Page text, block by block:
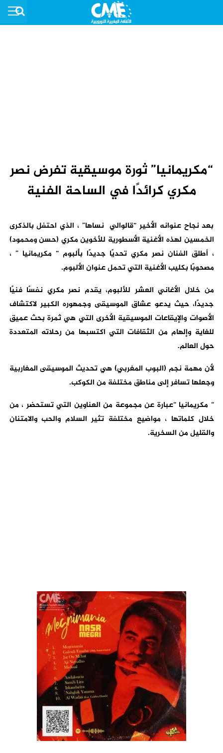
“مكريمانيا” ثورة موسيقية تفرض نصر
مكري كرائدًا في الساحة الفنية
بعد نجاح عنوانه الأخير “قالوالي نساها” ، الذي احتفل بالذكرى
الخمسين لهذه الأغنية الأسطورية للأخوين مكري (حسن ومحمود)
، أطلق الفنان نصر مكري تحديًا جديدًا بألبوم “ مكريمانيا ” ،
مصحوبًا بكليب الأغنية التي تحمل عنوان الألبوم.
من خلال الأغاني العشر للألبوم، يقدم نصرمكري نفسًا فنيًا
جديدًا، حيث يدعو عشاق الموسيقى وجمهوره الكبير لاكتشاف
الأصوات والإيقاعات الموسيقية الأخرى التي هي ثمرة بحث عميق
للغاية وإلهام من الثقافات التي اكتسبها من رحلاته المتعددة
حول العالم.
لأن مهمة نجم (البوب ​​المغربي) هي تحديث الموسيقى المغاربية
وجعلها تسافر إلى مناطق مختلفة من الكوكب.
“ مكريمانيا “عبارة عن مجموعة من العناوين التي تستحضر ، من
خلال كلماتها ، مواضيع مختلفة تثير السلام والحب والامتنان
والقليل من السخرية.